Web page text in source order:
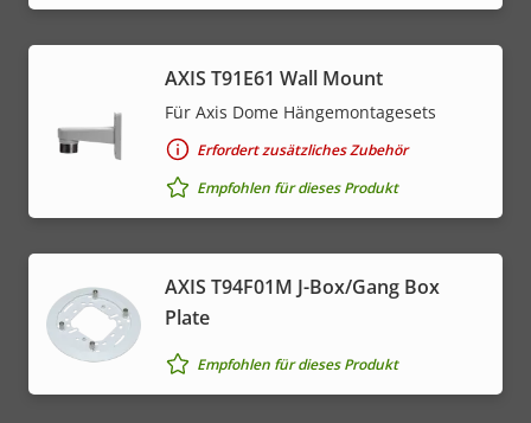
AXIS T91E61 Wall Mount
Für Axis Dome Hängemontagesets
Erfordert zusätzliches Zubehör
Empfohlen für dieses Produkt
AXIS T94F01M J-Box/Gang Box
Plate
Empfohlen für dieses Produkt